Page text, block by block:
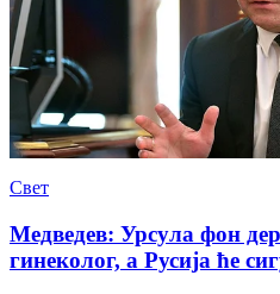
Свет
Медведев: Урсула фон
гинеколог, а Русија ће